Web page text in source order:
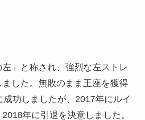
」と称され、強烈な左ストレ
した。無敗のまま王座を獲得
成功しましたが、2017年にルイ
年に引退を決意しました。